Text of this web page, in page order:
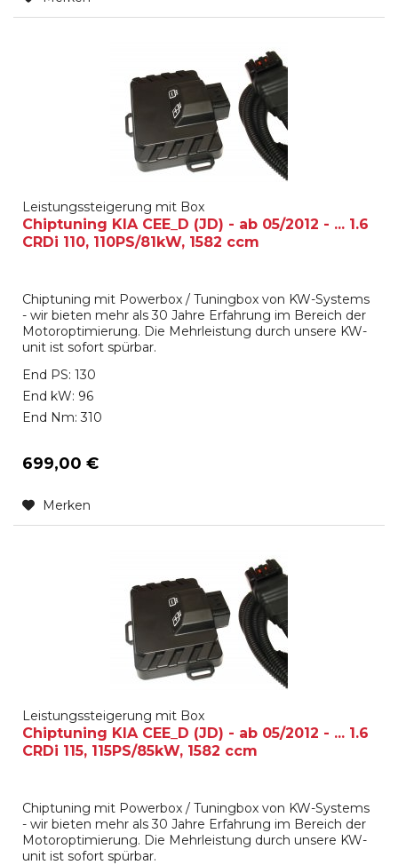
Leistungssteigerung mit Box
Chiptuning KIA CEE_D (JD) - ab 05/2012 - ... 1.6
CRDi 110, 110PS/81kW, 1582 ccm
Chiptuning mit Powerbox / Tuningbox von KW-Systems
- wir bieten mehr als 30 Jahre Erfahrung im Bereich der
Motoroptimierung. Die Mehrleistung durch unsere KW-
unit ist sofort spürbar.
End PS: 130
End kW: 96
End Nm: 310
699,00 €
Merken
Leistungssteigerung mit Box
Chiptuning KIA CEE_D (JD) - ab 05/2012 - ... 1.6
CRDi 115, 115PS/85kW, 1582 ccm
Chiptuning mit Powerbox / Tuningbox von KW-Systems
- wir bieten mehr als 30 Jahre Erfahrung im Bereich der
Motoroptimierung. Die Mehrleistung durch unsere KW-
unit ist sofort spürbar.